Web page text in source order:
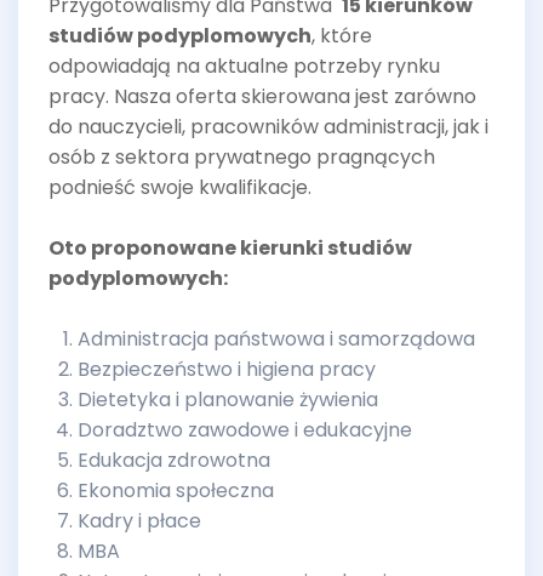
studiów podyplomowych, które
odpowiadają na aktualne potrzeby rynku
pracy. Nasza oferta skierowana jest zarówno
do nauczycieli, pracowników administracji, jak i
osób z sektora prywatnego pragnących
podnieść swoje kwalifikacje.
Oto proponowane kierunki studiów
podyplomowych:
Administracja państwowa i samorządowa
Bezpieczeństwo i higiena pracy
Dietetyka i planowanie żywienia
Doradztwo zawodowe i edukacyjne
Edukacja zdrowotna
Ekonomia społeczna
Kadry i płace
MBA